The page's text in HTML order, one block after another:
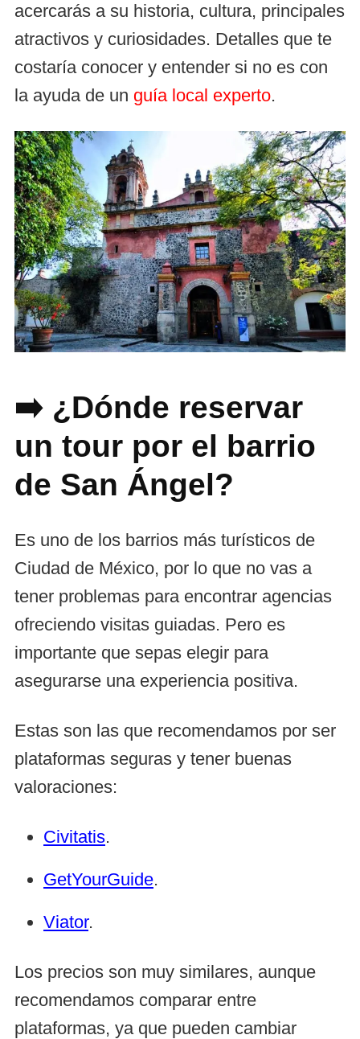
acercarás a su historia, cultura, principales
atractivos y curiosidades. Detalles que te
costaría conocer y entender si no es con
la ayuda de un guía local experto.
➡️ ¿Dónde reservar
un tour por el barrio
de San Ángel?
Es uno de los barrios más turísticos de
Ciudad de México, por lo que no vas a
tener problemas para encontrar agencias
ofreciendo visitas guiadas. Pero es
importante que sepas elegir para
asegurarse una experiencia positiva.
Estas son las que recomendamos por ser
plataformas seguras y tener buenas
valoraciones:
Civitatis.
GetYourGuide.
Viator.
Los precios son muy similares, aunque
recomendamos comparar entre
plataformas, ya que pueden cambiar